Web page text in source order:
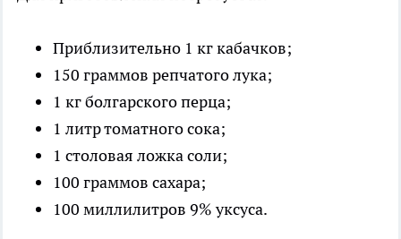
Приблизительно 1 кг кабачков;
150 граммов репчатого лука;
1 кг болгарского перца;
1 литр томатного сока;
1 столовая ложка соли;
100 граммов сахара;
100 миллилитров 9% уксуса.